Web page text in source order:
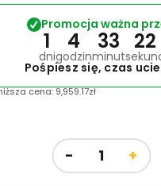
Promocja ważna
1
dni
4
godzin
33
minut
22
Pośpiesz się, czas
cena:9,959.17zł